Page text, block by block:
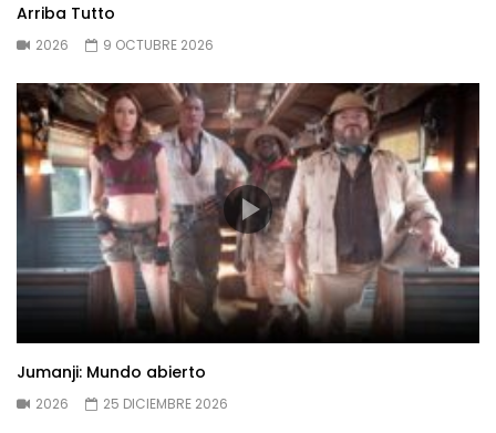
Arriba Tutto
2026 9 OCTUBRE 2026
Jumanji: Mundo abierto
2026 25 DICIEMBRE 2026